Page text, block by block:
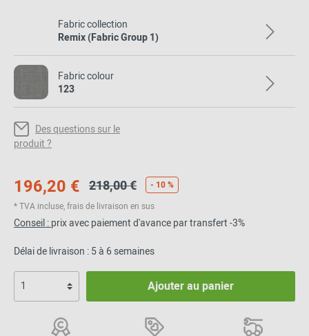
Fabric collection
Remix (Fabric Group 1)
Fabric colour
123
Des questions sur le
produit ?
196,20 € 218,00 €
- 10 %
* TVA incluse, frais de livraison en sus
Conseil :prix avec paiement d'avance par transfert -3%
Délai de livraison : 5 à 6 semaines
Ajouter au panier